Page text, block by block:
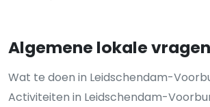
Algemene lokale vragen
Wat te doen in Leidschendam-
Activiteiten in Leidschendam-